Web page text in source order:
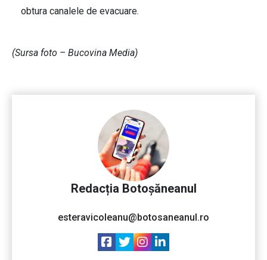
obtura canalele de evacuare.
(Sursa foto – Bucovina Media)
Redacția Botoșăneanul
esteravicoleanu@botosaneanul.ro